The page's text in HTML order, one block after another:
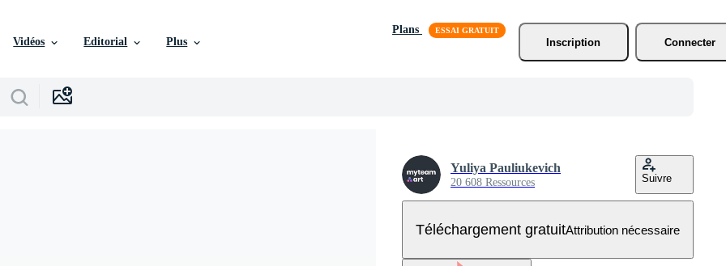
Vidéos Editorial Plus
Plans
Inscription
Connecter
Yuliya Pauliukevich
20 608 Ressources Suivre
Téléchargement gratuitAttribution nécessaire